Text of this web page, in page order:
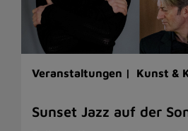
Veranstaltungen | Kunst &
Sunset Jazz auf der